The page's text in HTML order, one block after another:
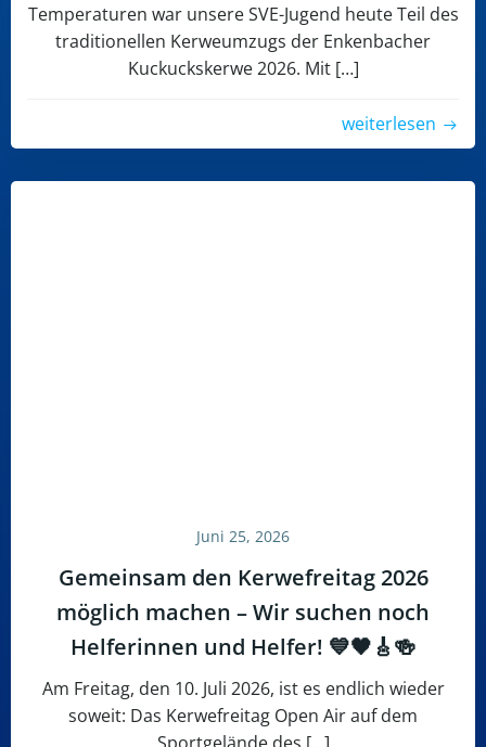
Temperaturen war unsere SVE-Jugend heute Teil des
traditionellen Kerweumzugs der Enkenbacher
Kuckuckskerwe 2026. Mit […]
weiterlesen
Juni 25, 2026
Gemeinsam den Kerwefreitag 2026
möglich machen – Wir suchen noch
Helferinnen und Helfer! 💙🖤🎸🍻
Am Freitag, den 10. Juli 2026, ist es endlich wieder
soweit: Das Kerwefreitag Open Air auf dem